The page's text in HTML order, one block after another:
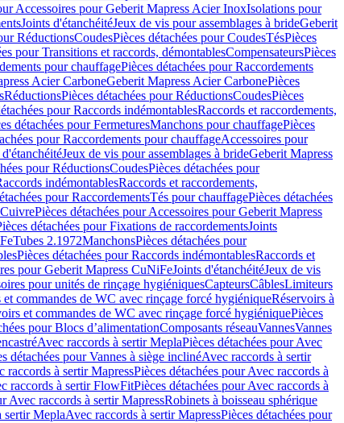
Accessoires pour Geberit Mapress Acier InoxIsolations pour
Joints d'étanchéitéJeux de vis pour assemblages à brideGeberit
RéductionsCoudesPièces détachées pour CoudesTésPièces
pour Transitions et raccords, démontablesCompensateursPièces
pour chauffagePièces détachées pour Raccordements
Acier CarboneGeberit Mapress Acier CarbonePièces
RéductionsPièces détachées pour RéductionsCoudesPièces
pour Raccords indémontablesRaccords et raccordements,
détachées pour FermeturesManchons pour chauffagePièces
pour Raccordements pour chauffageAccessoires pour
Jeux de vis pour assemblages à brideGeberit Mapress
pour RéductionsCoudesPièces détachées pour
indémontablesRaccords et raccordements,
pour RaccordementsTés pour chauffagePièces détachées
Pièces détachées pour Accessoires pour Geberit Mapress
détachées pour Fixations de raccordementsJoints
Tubes 2.1972ManchonsPièces détachées pour
Pièces détachées pour Raccords indémontablesRaccords et
pour Geberit Mapress CuNiFeJoints d'étanchéitéJeux de vis
pour unités de rinçage hygiéniquesCapteursCâblesLimiteurs
et commandes de WC avec rinçage forcé hygiéniqueRéservoirs à
et commandes de WC avec rinçage forcé hygiéniquePièces
pour Blocs d’alimentationComposants réseauVannesVannes
Avec raccords à sertir MeplaPièces détachées pour Avec
détachées pour Vannes à siège inclinéAvec raccords à sertir
raccords à sertir MapressPièces détachées pour Avec raccords à
raccords à sertir FlowFitPièces détachées pour Avec raccords à
Avec raccords à sertir MapressRobinets à boisseau sphérique
sertir MeplaAvec raccords à sertir MapressPièces détachées pour